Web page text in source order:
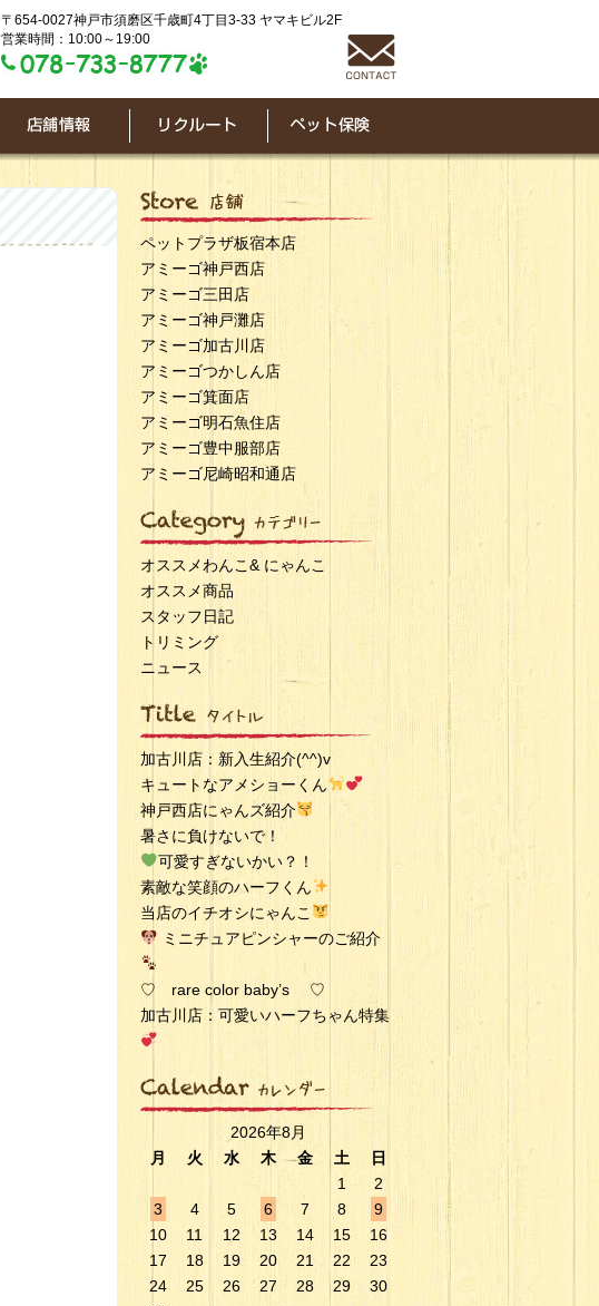
〒654-0027神戸市須磨区千歳町4丁目3-33 ヤマキビル2F
営業時間：10:00～19:00
ペットプラザ板宿本店
アミーゴ神戸西店
アミーゴ三田店
アミーゴ神戸灘店
アミーゴ加古川店
アミーゴつかしん店
アミーゴ箕面店
アミーゴ明石魚住店
アミーゴ豊中服部店
アミーゴ尼崎昭和通店
オススメわんこ& にゃんこ
オススメ商品
スタッフ日記
トリミング
ニュース
加古川店：新入生紹介(^^)v
キュートなアメショーくん
神戸西店にゃんズ紹介
暑さに負けないで！
可愛すぎないかい？！
素敵な笑顔のハーフくん
当店のイチオシにゃんこ
ミニチュアピンシャーのご紹介
♡ rare color baby’s ♡
加古川店：可愛いハーフちゃん特集
2026年8月
月
火 水 木 金 土
日
1
2
3
4 5 6 7 8
9
10
11 12 13 14 15
16
17
18 19 20 21 22
23
24
25 26 27 28 29
30